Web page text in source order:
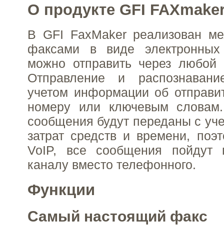
О продукте GFI
В GFI FaxMaker реализован
факсами в виде
можно отправить через любой
Отправление и
учетом информации об
номеру или ключевым
сообщения будут переданы с
затрат средств и времени,
VoIP, все сообщения пойдут
каналу вместо телефонного.
Функции
Самый настоящий факс